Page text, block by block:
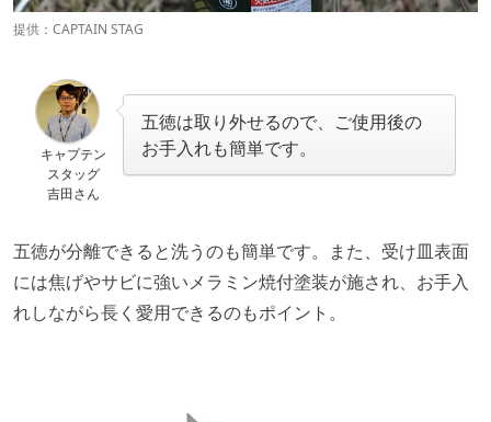
提供：CAPTAIN STAG
キャプテン
スタッグ
吉田さん
五徳は取り外せるので、ご使用後の
お手入れも簡単です。
五徳が分離できると洗うのも簡単です。また、受け皿表面
には焦げやサビに強いメラミン焼付塗装が施され、お手入
れしながら長く愛用できるのもポイント。